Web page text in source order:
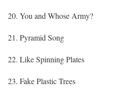
20. You and Whose Army?
21. Pyramid Song
22. Like Spinning Plates
23. Fake Plastic Trees